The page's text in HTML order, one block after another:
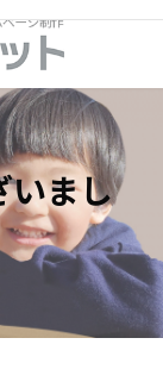
いまし